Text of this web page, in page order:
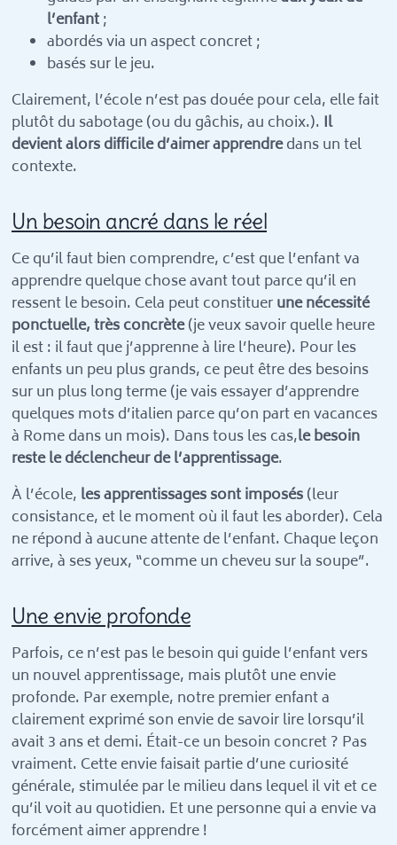
l’enfant;
abordés via un aspect concret ;
basés sur le jeu.
Clairement, l’école n’est pas douée pour cela, elle fait
plutôt du sabotage (ou du gâchis, au choix.). Il
devient alors difficile d’aimer apprendredans un tel
contexte.
Un besoin ancré dans le réel
Ce qu’il faut bien comprendre, c’est que l’enfant va
apprendre quelque chose avant tout parce qu’il en
ressent le besoin. Cela peut constituerune nécessité
ponctuelle, très concrète(je veux savoir quelle heure
il est : il faut que j’apprenne à lire l’heure). Pour les
enfants un peu plus grands, ce peut être des besoins
sur un plus long terme (je vais essayer d’apprendre
quelques mots d’italien parce qu’on part en vacances
à Rome dans un mois). Dans tous les cas,le besoin
reste le déclencheur de l’apprentissage.
À l’école, les apprentissages sont imposés(leur
consistance, et le moment où il faut les aborder). Cela
ne répond à aucune attente de l’enfant. Chaque leçon
arrive, à ses yeux, “comme un cheveu sur la soupe”.
Une envie profonde
Parfois, ce n’est pas le besoin qui guide l’enfant vers
un nouvel apprentissage, mais plutôt une envie
profonde. Par exemple, notre premier enfant a
clairement exprimé son envie de savoir lire lorsqu’il
avait 3 ans et demi. Était-ce un besoin concret ? Pas
vraiment. Cette envie faisait partie d’une curiosité
générale, stimulée par le milieu dans lequel il vit et ce
qu’il voit au quotidien. Et une personne qui a envie va
forcément aimer apprendre !